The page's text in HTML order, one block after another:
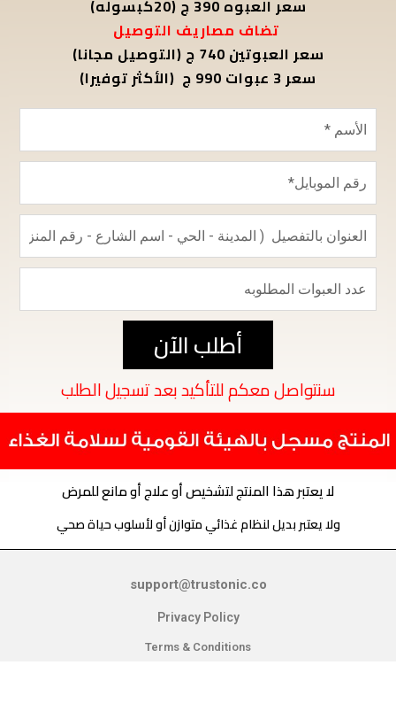
سعر 3 عبوات 990 ج (الأكثر توفيرا)
أطلب الآن
سنتواصل معكم للتأكيد بعد تسجيل الطلب
لا يعتبر هذا المنتج لتشخيص أو علاج أو مانع للمرض
ولا يعتبر بديل لنظام غذائي متوازن أو لأسلوب حياة صحي
support@trustonic.co
Privacy Policy
Terms & Conditions